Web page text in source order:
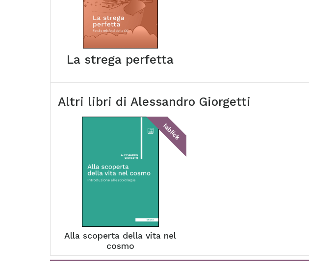
La strega perfetta
Altri libri di Alessandro Giorgetti
tablick
Alla scoperta della vita nel
cosmo